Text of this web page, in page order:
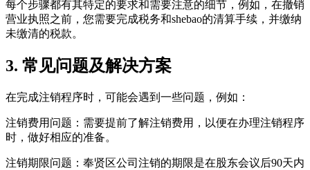
每个步骤都有其特定的要求和需要注意的细节，例如，在撤销
营业执照之前，您需要完成税务和shebao的清算手续，并缴纳
未缴清的税款。
3. 常见问题及解决方案
在完成注销程序时，可能会遇到一些问题，例如：
注销费用问题：需要提前了解注销费用，以便在办理注销程序
时，做好相应的准备。
注销期限问题：奉贤区公司注销的期限是在股东会议后90天内